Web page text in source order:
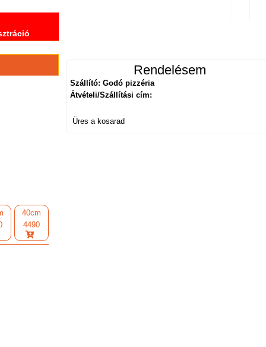
40cm
4490
Rendelésem
Szállító: Godó pizzéria
Átvételi/Szállítási cím:
Üres a kosarad